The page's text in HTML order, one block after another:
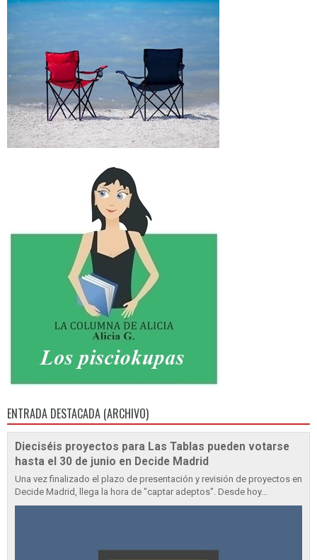
ENTRADA DESTACADA (ARCHIVO)
Dieciséis proyectos para Las Tablas pueden votarse
hasta el 30 de junio en Decide Madrid
Una vez finalizado el plazo de presentación y revisión de proyectos en
Decide Madrid, llega la hora de "captar adeptos". Desde hoy...